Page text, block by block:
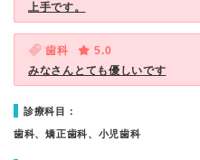
上手です。
歯科
5.0
みなさんとても優しいです
診療科目：
歯科、矯正歯科、小児歯科